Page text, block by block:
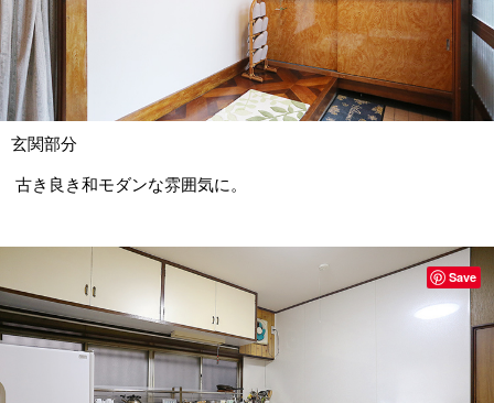
玄関部分
古き良き和モダンな雰囲気に。
Save